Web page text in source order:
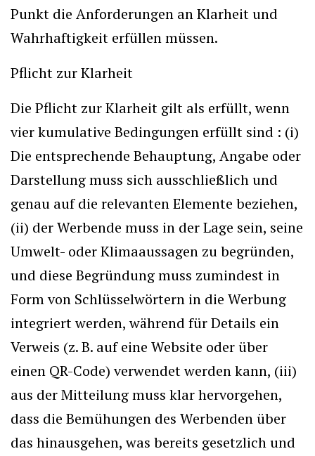
Punkt die Anforderungen an Klarheit und
Wahrhaftigkeit erfüllen müssen.
Pflicht zur Klarheit
Die Pflicht zur Klarheit gilt als erfüllt, wenn
vier kumulative Bedingungen erfüllt sind : (i)
Die entsprechende Behauptung, Angabe oder
Darstellung muss sich ausschließlich und
genau auf die relevanten Elemente beziehen,
(ii) der Werbende muss in der Lage sein, seine
Umwelt- oder Klimaaussagen zu begründen,
und diese Begründung muss zumindest in
Form von Schlüsselwörtern in die Werbung
integriert werden, während für Details ein
Verweis (z. B. auf eine Website oder über
einen QR-Code) verwendet werden kann, (iii)
aus der Mitteilung muss klar hervorgehen,
dass die Bemühungen des Werbenden über
das hinausgehen, was bereits gesetzlich und